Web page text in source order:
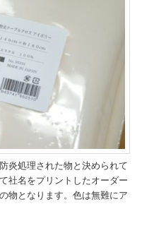
炎処理された物と決められて
社名をプリントしたオーダー
物となります。色は無難にア